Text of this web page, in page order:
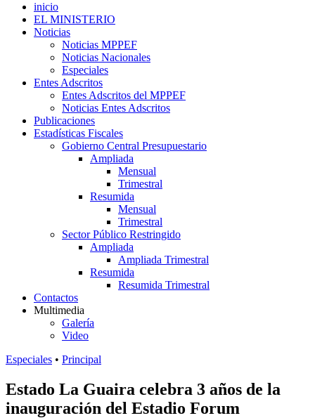
inicio
EL MINISTERIO
Noticias
Noticias MPPEF
Noticias Nacionales
Especiales
Entes Adscritos
Entes Adscritos del MPPEF
Noticias Entes Adscritos
Publicaciones
Estadísticas Fiscales
Gobierno Central Presupuestario
Ampliada
Mensual
Trimestral
Resumida
Mensual
Trimestral
Sector Público Restringido
Ampliada
Ampliada Trimestral
Resumida
Resumida Trimestral
Contactos
Multimedia
Galería
Video
Especiales • Principal
Estado La Guaira celebra 3 años de la
inauguración del Estadio Forum